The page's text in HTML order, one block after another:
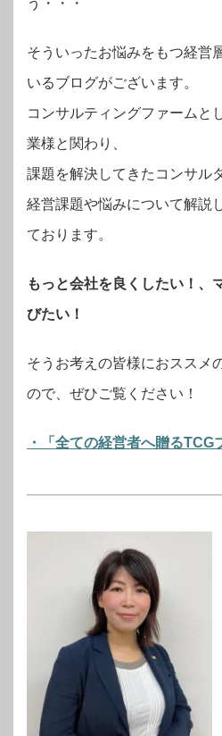
う・・・
そういったお悩みをもつ経営
いるブログがございます。
コンサルティングファームと
業様と関わり、
課題を解決してきたコンサル
経営課題や悩みについて解説
ております。
もっと会社を良くしたい！、
びたい！
そうお考えの皆様におススメ
ので、ぜひご覧ください！
・「全ての経営者へ贈るTCG